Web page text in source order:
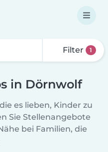
Filter 1
in Dörnwolf
es lieben, Kinder zu
Sie Stellenangebote
bei Familien, die